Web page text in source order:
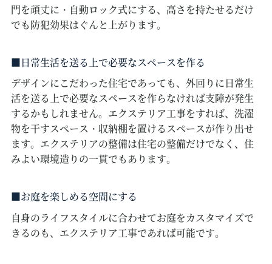
門を頑丈に・自動ロック式にする、高さを持たせるだけ
でも防犯効果はぐんと上がります。
日常生活を送る上で必要なスペースを作る
デザインにこだわった住宅であっても、外回りに日常生
活を送る上で必要なスペースを作らなければ支障が発生
するかもしれません。エクステリア工事をすれば、洗濯
物を干すスペース・収納棚を置けるスペースが作り出せ
ます。エクステリアの整備は住宅の整備だけでなく、住
みよい環境造りの一貫でもあります。
お庭を楽しめる空間にする
自身のライフスタイルに合わせてお庭をカスタマイズで
きるのも、エクステリア工事であれば可能です。